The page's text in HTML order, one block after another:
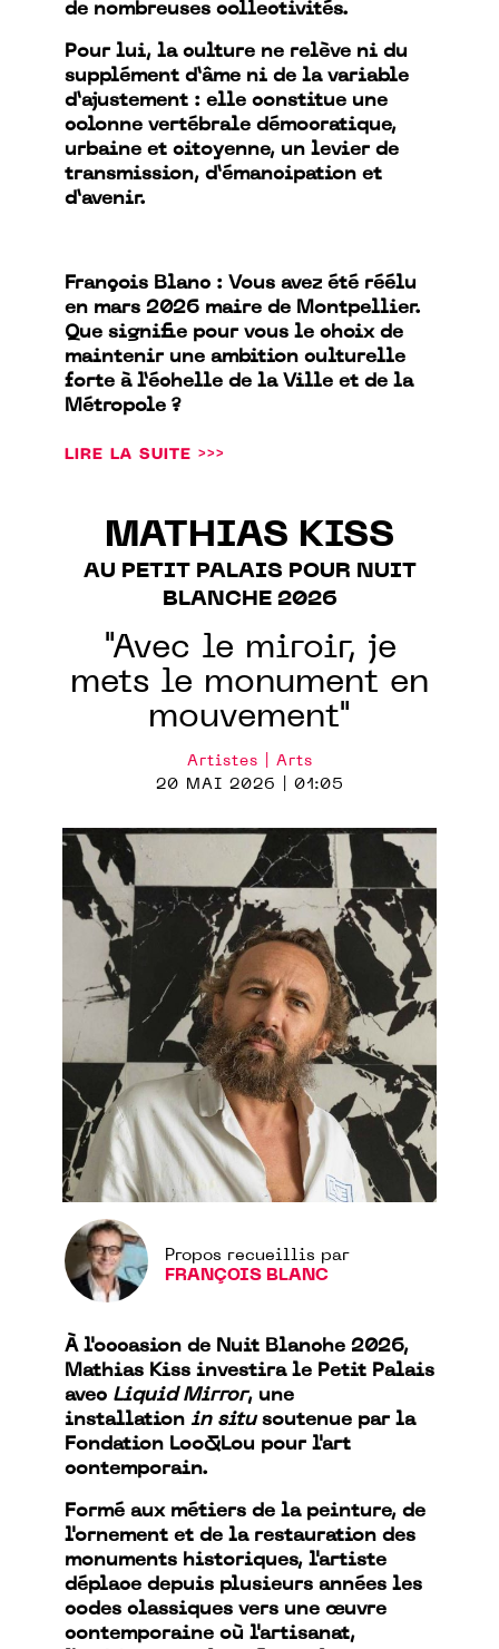
de nombreuses collectivités.
Pour lui, la culture ne relève ni du
supplément d’âme ni de la variable
d’ajustement : elle constitue une
colonne vertébrale démocratique,
urbaine et citoyenne, un levier de
transmission, d’émancipation et
d’avenir.
François Blanc : Vous avez été réélu
en mars 2026 maire de Montpellier.
Que signifie pour vous le choix de
maintenir une ambition culturelle
forte à l’échelle de la Ville et de la
Métropole ?
LIRE LA SUITE >>>
MATHIAS KISS
AU PETIT PALAIS POUR NUIT
BLANCHE 2026
"Avec le miroir, je
mets le monument en
mouvement"
Artistes | Arts
20 MAI 2026 | 01:05
Propos recueillis par
FRANÇOIS BLANC
À l'occasion de Nuit Blanche 2026,
Mathias Kiss investira le Petit Palais
avec Liquid Mirror, une
installation in situsoutenue par la
Fondation Loo&Lou pour l'art
contemporain.
Formé aux métiers de la peinture, de
l'ornement et de la restauration des
monuments historiques, l'artiste
déplace depuis plusieurs années les
codes classiques vers une œuvre
contemporaine où l'artisanat,